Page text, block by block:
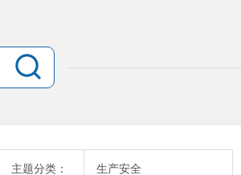
主题分类： 生产安全